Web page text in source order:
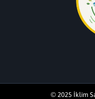
© 2025 İklim